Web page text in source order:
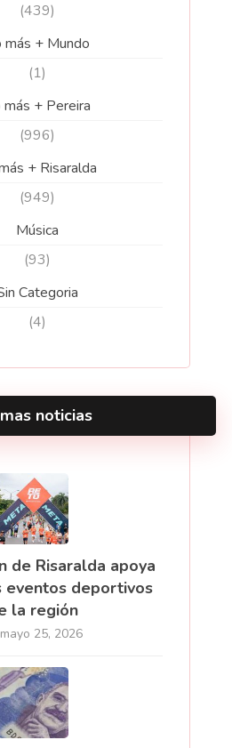
(439)
más + Mundo
(1)
más + Pereira
(996)
+ Risaralda
(949)
Música
(93)
Categoria
(4)
noticias
de Risaralda apoya
eventos deportivos
la región
mayo 25, 2026